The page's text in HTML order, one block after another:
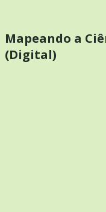
Mapeando a
(Digital)